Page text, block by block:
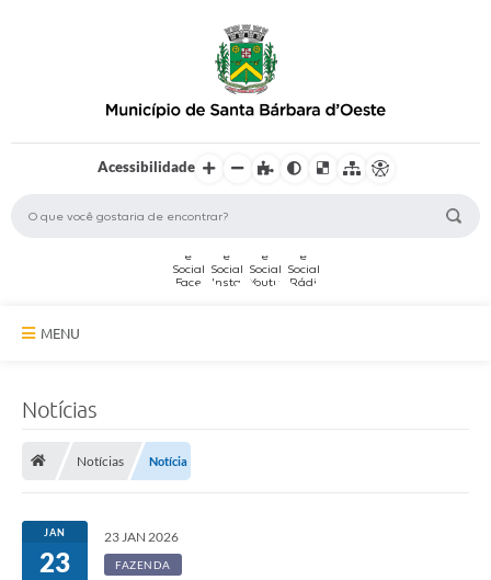
Acessibilidade
MENU
Serviços Online
Transparência
Notícias
Notícias Notícia
JAN
23
23 JAN 2026
FAZENDA